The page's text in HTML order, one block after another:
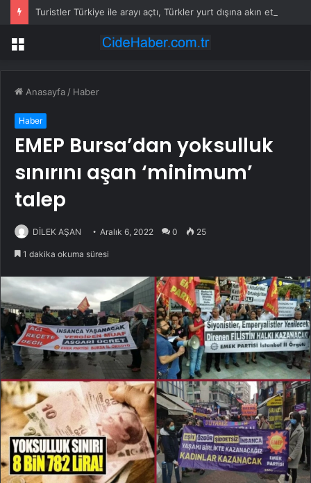
Turistler Türkiye ile arayı açtı, Türkler yurt dışına akın etti
Menü
Anasayfa / Haber
Haber
EMEP Bursa’dan yoksulluk
sınırını aşan ‘minimum’
talep
DİLEK AŞAN Aralık 6, 2022 0 25
1 dakika okuma süresi